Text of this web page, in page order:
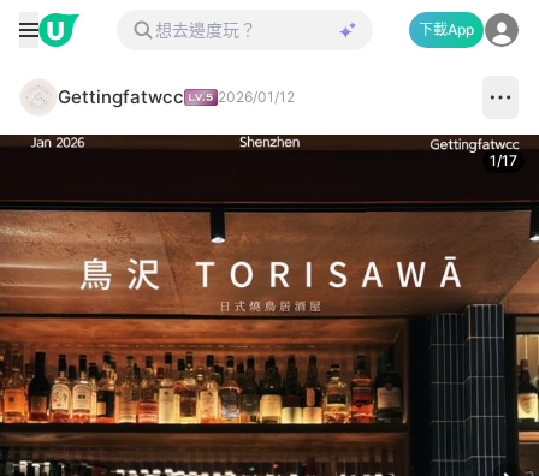
下載App
Gettingfatwcc 2026/01/12
1/17